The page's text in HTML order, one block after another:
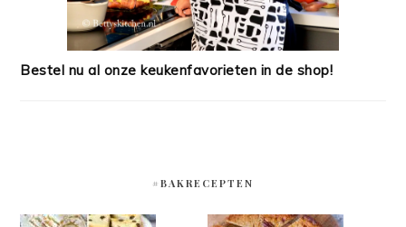
Bestel nu al onze keukenfavorieten in de shop!
#BAKRECEPTEN